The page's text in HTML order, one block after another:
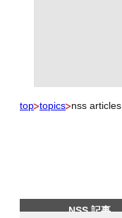
top topics nss articles
NSS 記事